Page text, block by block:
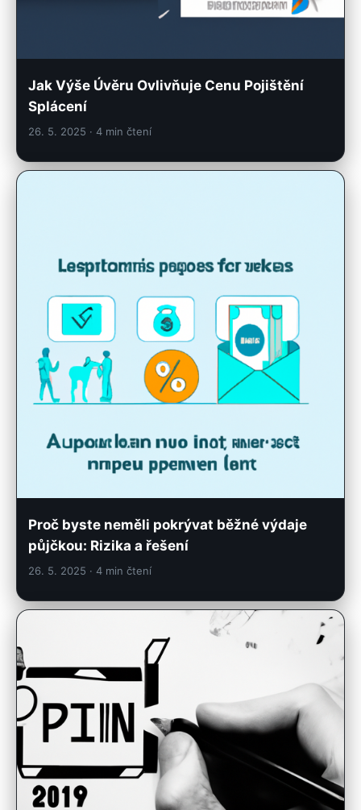
Jak Výše Úvěru Ovlivňuje Cenu Pojištění
Splácení
26. 5. 2025 · 4 min čtení
Proč byste neměli pokrývat běžné výdaje
půjčkou: Rizika a řešení
26. 5. 2025 · 4 min čtení